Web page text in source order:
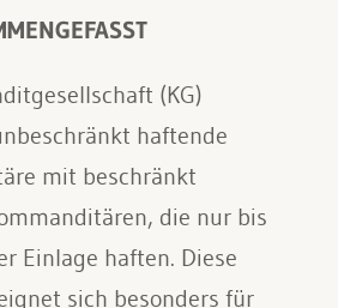
(KG)
haftende
mit beschränkt
die nur bis
Einlage haften. Diese
sich besonders für